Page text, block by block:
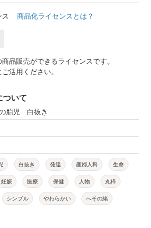
商品化ライセンスとは？
品販売ができるライセンスです。
活用ください。
ついて
胎児 白抜き
白抜き 発達 産婦人科 生命
妊娠 医療 保健 人物 丸枠
シンプル やわらかい へその緒